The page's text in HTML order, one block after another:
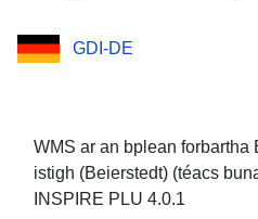
GDI-DE
WMS ar an bplean forbartha
istigh (Beierstedt) (téacs
INSPIRE PLU 4.0.1